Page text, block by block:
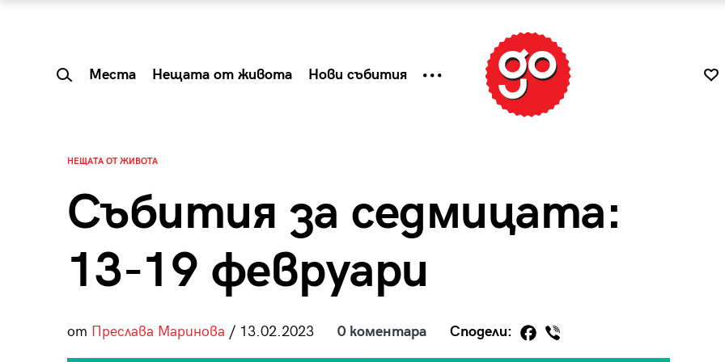
Места Нещата от живота Нови събития
НЕЩАТА ОТ ЖИВОТА
Събития за седмицата:
13-19 февруари
от Преслава Маринова / 13.02.2023 0 коментара Сподели:
Summer Prelude: как
Tender is the Wine – Какво